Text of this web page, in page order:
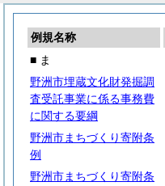
例規名称
■ ま
野洲市埋蔵文化財発掘調
査受託事業に係る事務費
に関する要綱
野洲市まちづくり寄附条
例
野洲市まちづくり寄附条